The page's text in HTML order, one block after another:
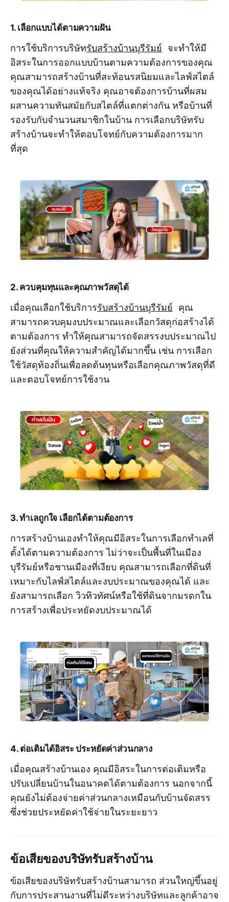
1. เลือกแบบได้ตามความฝัน
การใช้บริการบริษัทรับสร้างบ้านบุรีรัมย์ จะทำให้มี
อิสระในการออกแบบบ้านตามความต้องการของคุณ
คุณสามารถสร้างบ้านที่สะท้อนรสนิยมและไลฟ์สไตล์
ของคุณได้อย่างแท้จริง คุณอาจต้องการบ้านที่ผสม
ผสานความทันสมัยกับสไตล์ที่แตกต่างกัน หรือบ้านที่
รองรับกับจำนวนสมาชิกในบ้าน การเลือกบริษัทรับ
สร้างบ้านจะทำให้ตอบโจทย์กับความต้องการมาก
ที่สุด
2. ควบคุมทุนและคุณภาพวัสดุได้
เมื่อคุณเลือกใช้บริการรับสร้างบ้านบุรีรัมย์ คุณ
สามารถควบคุมงบประมาณและเลือกวัสดุก่อสร้างได้
ตามต้องการ ทำให้คุณสามารถจัดสรรงบประมาณไป
ยังส่วนที่คุณให้ความสำคัญได้มากขึ้น เช่น การเลือก
ใช้วัสดุท้องถิ่นเพื่อลดต้นทุนหรือเลือกคุณภาพวัสดุที่ดี
และตอบโจทย์การใช้งาน
3. ทำเลถูกใจ เลือกได้ตามต้องการ
การสร้างบ้านเองทำให้คุณมีอิสระในการเลือกทำเลที่
ตั้งได้ตามความต้องการ ไม่ว่าจะเป็นพื้นที่ในเมือง
บุรีรัมย์หรือชานเมืองที่เงียบ คุณสามารถเลือกที่ดินที่
เหมาะกับไลฟ์สไตล์และงบประมาณของคุณได้ และ
ยังสามารถเลือก วิวทิวทัศน์หรือใช้ที่ดินจากมรดกใน
การสร้างเพื่อประหยัดงบประมาณได้
4. ต่อเติมได้อิสระ ประหยัดค่าส่วนกลาง
เมื่อคุณสร้างบ้านเอง คุณมีอิสระในการต่อเติมหรือ
ปรับเปลี่ยนบ้านในอนาคตได้ตามต้องการ นอกจากนี้
คุณยังไม่ต้องจ่ายค่าส่วนกลางเหมือนกับบ้านจัดสรร
ซึ่งช่วยประหยัดค่าใช้จ่ายในระยะยาว
ข้อเสียของบริษัทรับสร้างบ้าน
ข้อเสียของบริษัทรับสร้างบ้านสามารถ ส่วนใหญ่ขึ้นอยู่
กับการประสานงานที่ไม่ดีระหว่างบริษัทและลูกค้าอาจ